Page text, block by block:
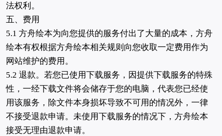
法权利。
五、费用
5.1 方舟绘本为向您提供的服务付出了大量的成本，方舟
绘本有权根据方舟绘本相关规则向您收取一定费用作为
网站维护的费用。
5.2 退款。若您已使用下载服务，因提供下载服务的特殊
性，一经下载文件将会储存于您的电脑，代表您已经使
用该服务，除文件本身损坏导致不可用的情况外，一律
不接受退款申请。未使用下载服务的情况下，方舟绘本
接受无理由退款申请。